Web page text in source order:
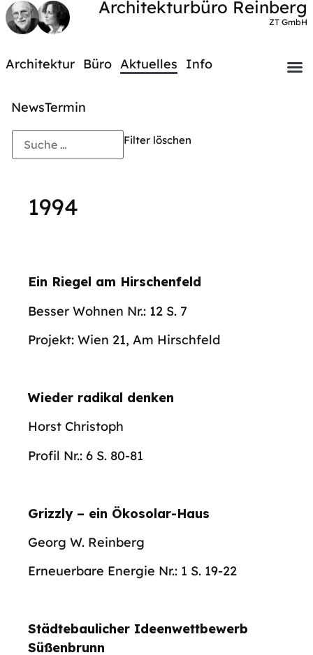
Architekturbüro Reinberg
ZT GmbH
Architektur Büro Aktuelles Info
NewsTermin
Filter löschen
1994
Ein Riegel am Hirschenfeld
Besser Wohnen Nr.: 12 S. 7
Projekt: Wien 21, Am Hirschfeld
Wieder radikal denken
Horst Christoph
Profil Nr.: 6 S. 80-81
Grizzly – ein Ökosolar-Haus
Georg W. Reinberg
Erneuerbare Energie Nr.: 1 S. 19-22
Städtebaulicher Ideenwettbewerb
Süßenbrunn